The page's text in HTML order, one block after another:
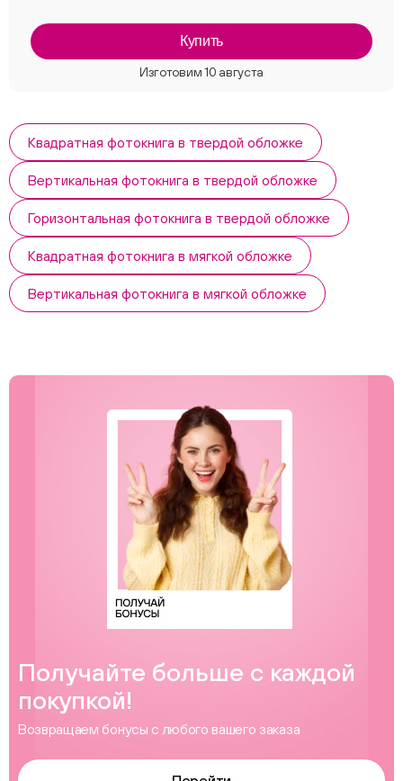
Купить
Квадратная фотокнига в твердой обложке
Вертикальная фотокнига в твердой обложке
Горизонтальная фотокнига в твердой обложке
Квадратная фотокнига в мягкой обложке
Вертикальная фотокнига в мягкой обложке
Получайте больше с каждой
покупкой!
Возвращаем бонусы с любого вашего заказа